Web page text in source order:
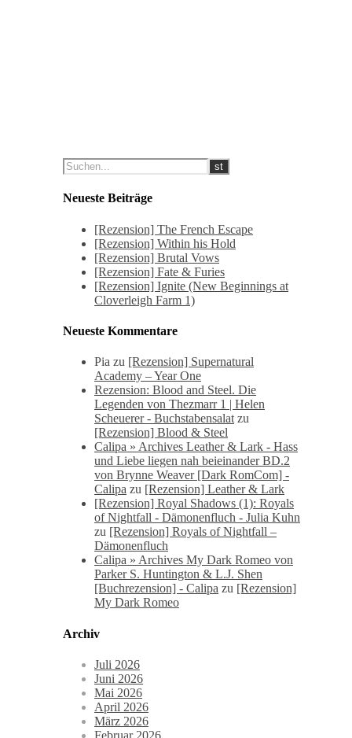
Neueste Beiträge
[Rezension] The French Escape
[Rezension] Within his Hold
[Rezension] Brutal Vows
[Rezension] Fate & Furies
[Rezension] Ignite (New Beginnings at
Cloverleigh Farm 1)
Neueste Kommentare
Pia zu [Rezension] Supernatural
Academy – Year One
Rezension: Blood and Steel. Die
Legenden von Thezmarr 1 | Helen
Scheuerer - Buchstabensalat zu
[Rezension] Blood & Steel
Calipa » Archives Leather & Lark - Hass
und Liebe liegen nah beieinander BD.2
von Brynne Weaver [Dark RomCom] -
Calipa zu [Rezension] Leather & Lark
[Rezension] Royal Shadows (1): Royals
of Nightfall - Dämonenfluch - Julia Kuhn
zu [Rezension] Royals of Nightfall –
Dämonenfluch
Calipa » Archives My Dark Romeo von
Parker S. Huntington & L.J. Shen
[Buchrezension] - Calipa zu [Rezension]
My Dark Romeo
Archiv
Juli 2026
Juni 2026
Mai 2026
April 2026
März 2026
Februar 2026